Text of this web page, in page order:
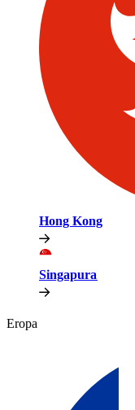
Hong Kong​​
Singapura​​
Eropa​​